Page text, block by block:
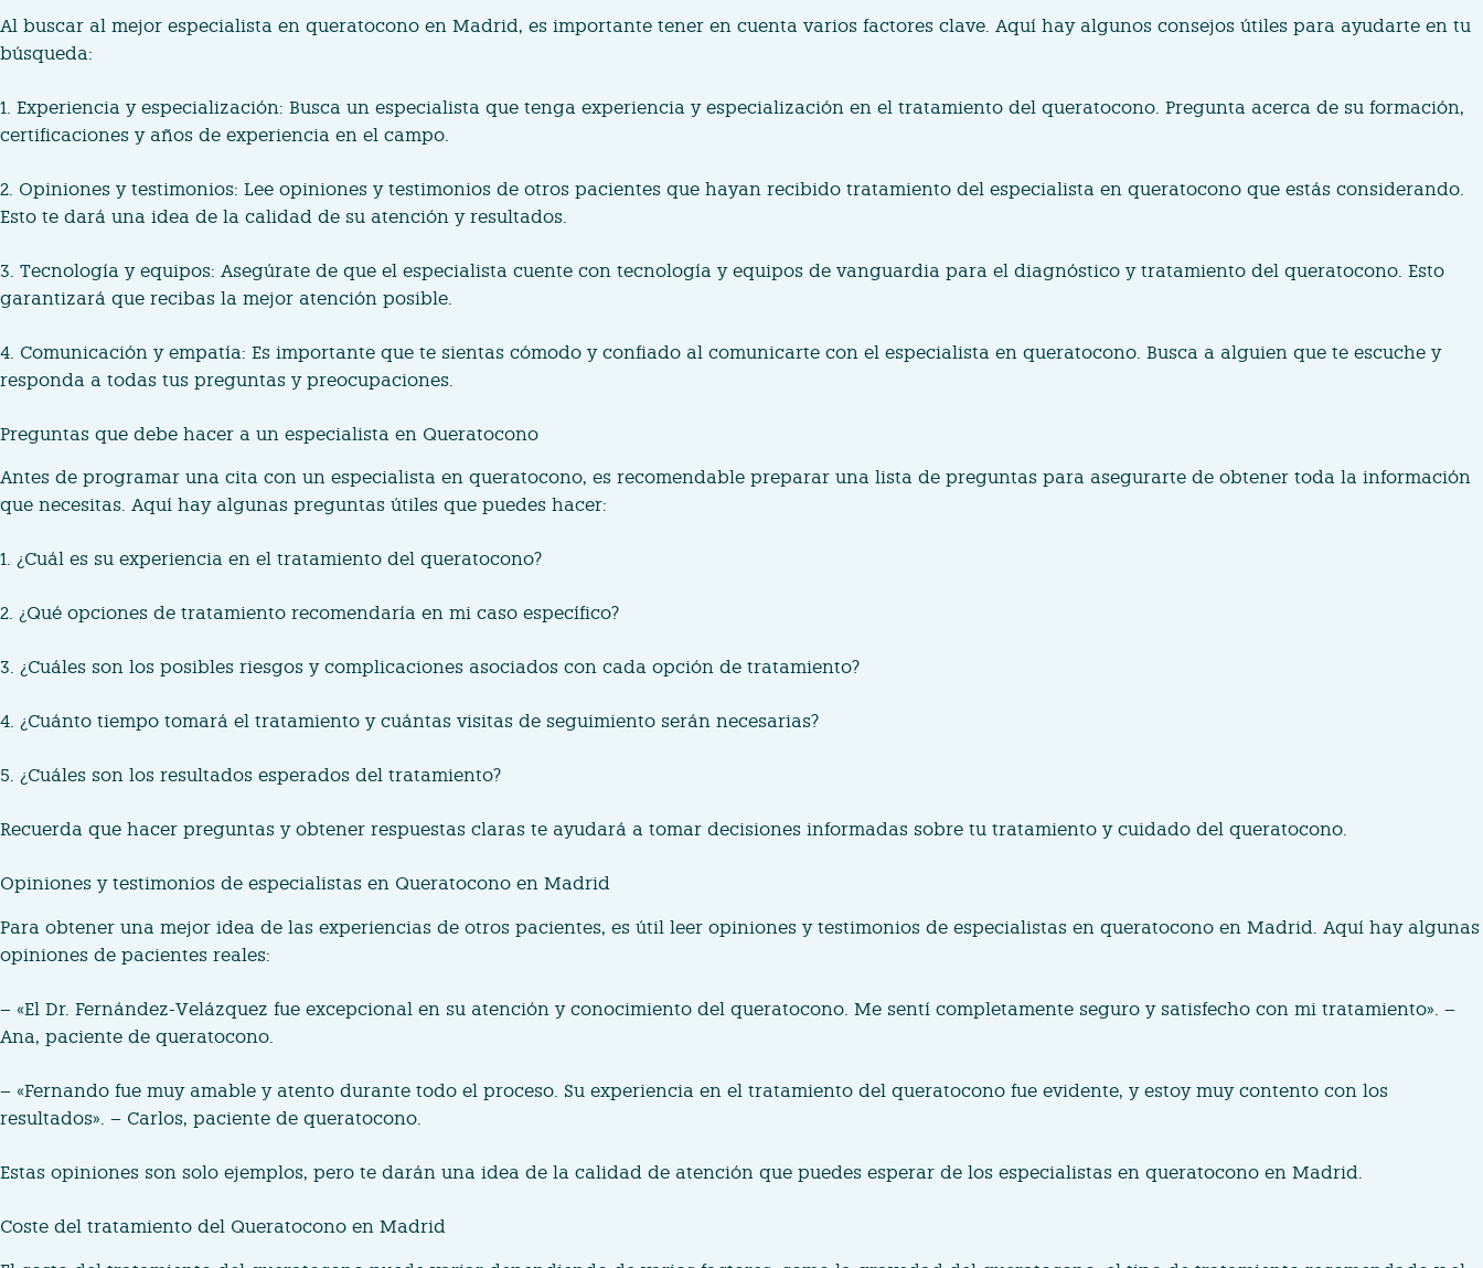
Al buscar al mejor especialista en queratocono en Madrid, es importante tener en cuenta varios factores clave. Aquí hay algunos consejos útiles para ayudarte en tu
búsqueda:
1. Experiencia y especialización: Busca un especialista que tenga experiencia y especialización en el tratamiento del queratocono. Pregunta acerca de su formación,
certificaciones y años de experiencia en el campo.
2. Opiniones y testimonios: Lee opiniones y testimonios de otros pacientes que hayan recibido tratamiento del especialista en queratocono que estás considerando.
Esto te dará una idea de la calidad de su atención y resultados.
3. Tecnología y equipos: Asegúrate de que el especialista cuente con tecnología y equipos de vanguardia para el diagnóstico y tratamiento del queratocono. Esto
garantizará que recibas la mejor atención posible.
4. Comunicación y empatía: Es importante que te sientas cómodo y confiado al comunicarte con el especialista en queratocono. Busca a alguien que te escuche y
responda a todas tus preguntas y preocupaciones.
Preguntas que debe hacer a un especialista en Queratocono
Antes de programar una cita con un especialista en queratocono, es recomendable preparar una lista de preguntas para asegurarte de obtener toda la información
que necesitas. Aquí hay algunas preguntas útiles que puedes hacer:
1. ¿Cuál es su experiencia en el tratamiento del queratocono?
2. ¿Qué opciones de tratamiento recomendaría en mi caso específico?
3. ¿Cuáles son los posibles riesgos y complicaciones asociados con cada opción de tratamiento?
4. ¿Cuánto tiempo tomará el tratamiento y cuántas visitas de seguimiento serán necesarias?
5. ¿Cuáles son los resultados esperados del tratamiento?
Recuerda que hacer preguntas y obtener respuestas claras te ayudará a tomar decisiones informadas sobre tu tratamiento y cuidado del queratocono.
Opiniones y testimonios de especialistas en Queratocono en Madrid
Para obtener una mejor idea de las experiencias de otros pacientes, es útil leer opiniones y testimonios de especialistas en queratocono en Madrid. Aquí hay algunas
opiniones de pacientes reales:
– «El Dr. Fernández-Velázquez fue excepcional en su atención y conocimiento del queratocono. Me sentí completamente seguro y satisfecho con mi tratamiento». –
Ana, paciente de queratocono.
– «Fernando fue muy amable y atento durante todo el proceso. Su experiencia en el tratamiento del queratocono fue evidente, y estoy muy contento con los
resultados». – Carlos, paciente de queratocono.
Estas opiniones son solo ejemplos, pero te darán una idea de la calidad de atención que puedes esperar de los especialistas en queratocono en Madrid.
Coste del tratamiento del Queratocono en Madrid